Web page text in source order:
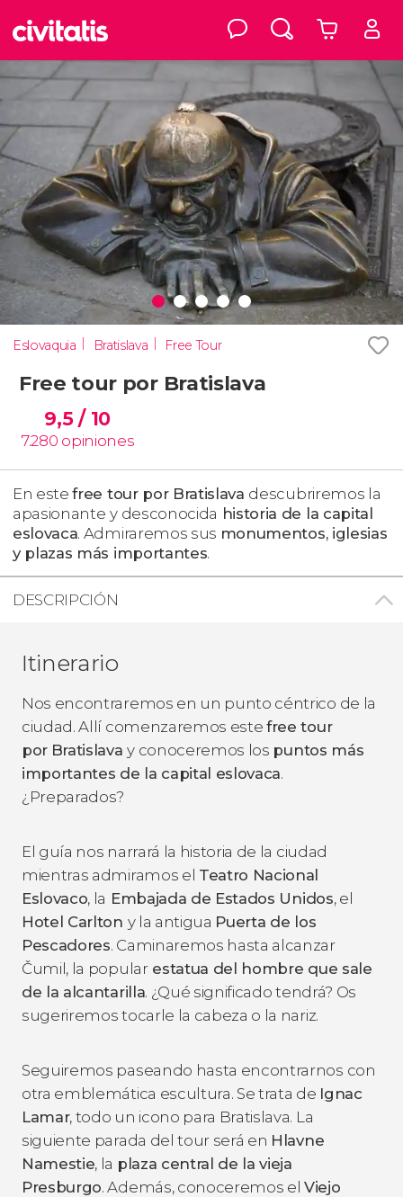
Eslovaquia Bratislava Free Tour
Free tour por Bratislava
9,5/ 10
7.280 opiniones
En estefree tour por Bratislava descubriremos la
apasionante y desconocida historia de la capital
eslovaca. Admiraremos sus monumentos, iglesias
y plazas más importantes.
DESCRIPCIÓN
Itinerario
Nos encontraremos en un punto céntrico de la
ciudad. Allí comenzaremos estefree tour
por Bratislavay conoceremos los puntos más
importantes de la capital eslovaca.
¿Preparados?
El guía nos narrará la historia de la ciudad
mientras admiramos el Teatro Nacional
Eslovaco, la Embajada de Estados Unidos, el
Hotel Carlton y la antigua Puerta de los
Pescadores. Caminaremos hasta alcanzar
Čumil, la popularestatua del hombre que sale
de la alcantarilla. ¿Qué significado tendrá? Os
sugeriremos tocarle la cabeza o la nariz.
Seguiremos paseando hasta encontrarnos con
otra emblemática escultura. Se trata de Ignac
Lamar, todo un icono para Bratislava. La
siguiente parada del tour será en Hlavne
Namestie, la plaza central de la vieja
Presburgo. Además, conoceremos elViejo